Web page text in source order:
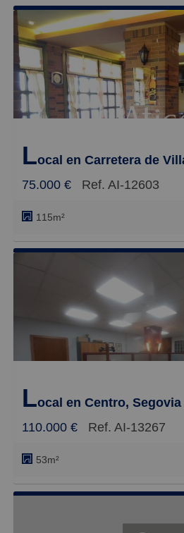
Local en Carretera de Villacastín, El
75.000 €
Ref. AI-12603
115m²
Local en Centro, Segovia
110.000 €
Ref. AI-13267
53m²